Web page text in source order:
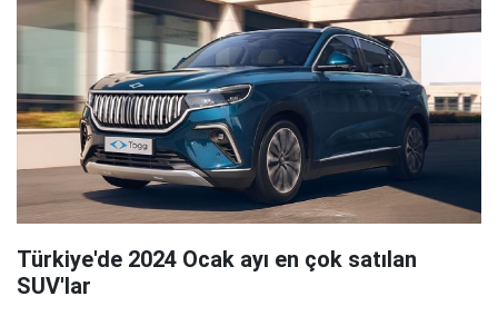
Türkiye'de 2024 Ocak ayı en çok satılan
SUV'lar